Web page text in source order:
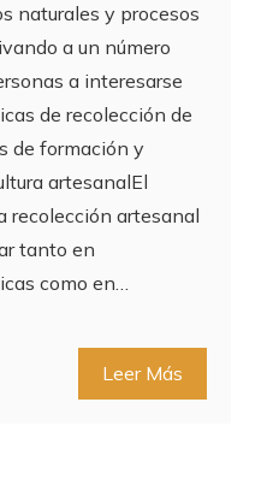
naturales y procesos
a un número
a interesarse
de recolección de
de formación y
artesanalEl
recolección artesanal
tanto en
como en…
Leer Más